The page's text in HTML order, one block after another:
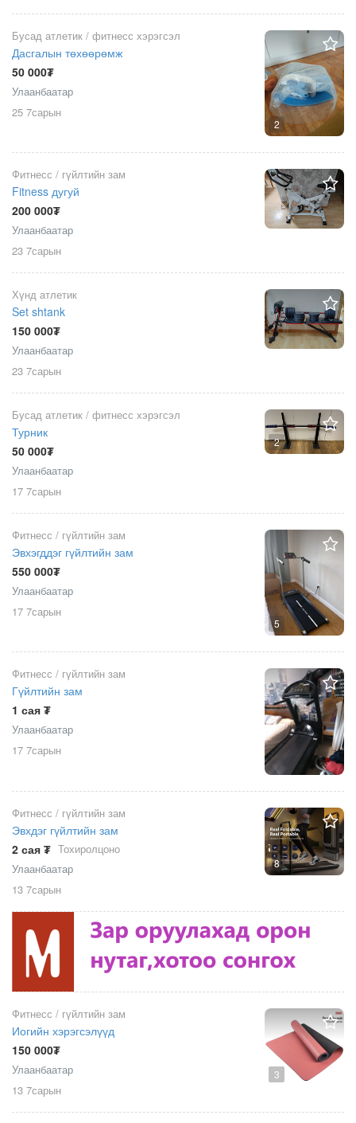
2
Бусад атлетик / фитнесс хэрэгсэл
Дасгалын төхөөрөмж
50 000₮
Улаанбаатар
25 7сарын
Фитнесс / гүйлтийн зам
Fitness дугуй
200 000₮
Улаанбаатар
23 7сарын
Хүнд атлетик
Set shtank
150 000₮
Улаанбаатар
23 7сарын
2
Бусад атлетик / фитнесс хэрэгсэл
Турник
50 000₮
Улаанбаатар
17 7сарын
5
Фитнесс / гүйлтийн зам
Эвхэгддэг гүйлтийн зам
550 000₮
Улаанбаатар
17 7сарын
Фитнесс / гүйлтийн зам
Гүйлтийн зам
1 сая ₮
Улаанбаатар
17 7сарын
8
Фитнесс / гүйлтийн зам
Эвхдэг гүйлтийн зам
2 сая ₮ Тохиролцоно
Улаанбаатар
13 7сарын
3
Фитнесс / гүйлтийн зам
Иогийн хэрэгсэлүүд
150 000₮
Улаанбаатар
13 7сарын